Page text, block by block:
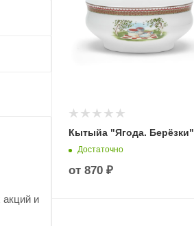
Кытыйа "Ягода. Берёзки"
Достаточно
от 870 ₽
акций и